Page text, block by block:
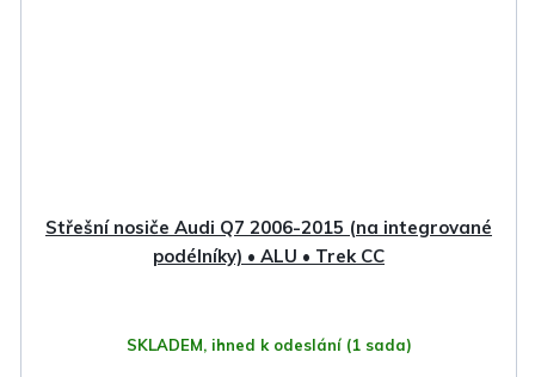
Střešní nosiče Audi Q7 2006-2015 (na integrované
podélníky) • ALU • Trek CC
SKLADEM, ihned k odeslání (1 sada)